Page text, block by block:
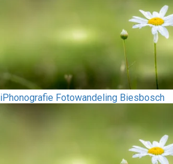
iPhonografie Fotowandeling Biesbosch